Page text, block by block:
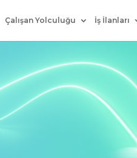
Çalışan Yolculuğu İş İlanları